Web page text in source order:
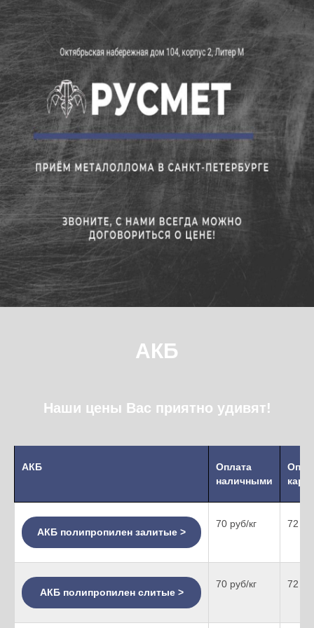
АКБ
Наши цены Вас приятно удивят!
АКБ
Оплата
наличными
карту
АКБ полипропилен залитые >
70 руб/кг 72
АКБ полипропилен слитые >
70 руб/кг 72